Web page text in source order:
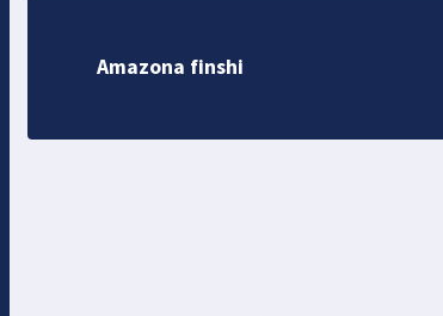
Amazona finshi